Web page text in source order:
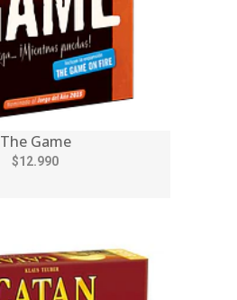
The Game
$12.990